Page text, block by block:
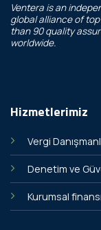
Ventera is an
global alliance of
than 90 quality
worldwide.
Hizmetlerimiz
Vergi
Denetim ve
Kurumsal